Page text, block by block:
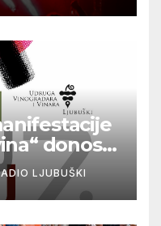
donosi
i
LJUBUŠKI